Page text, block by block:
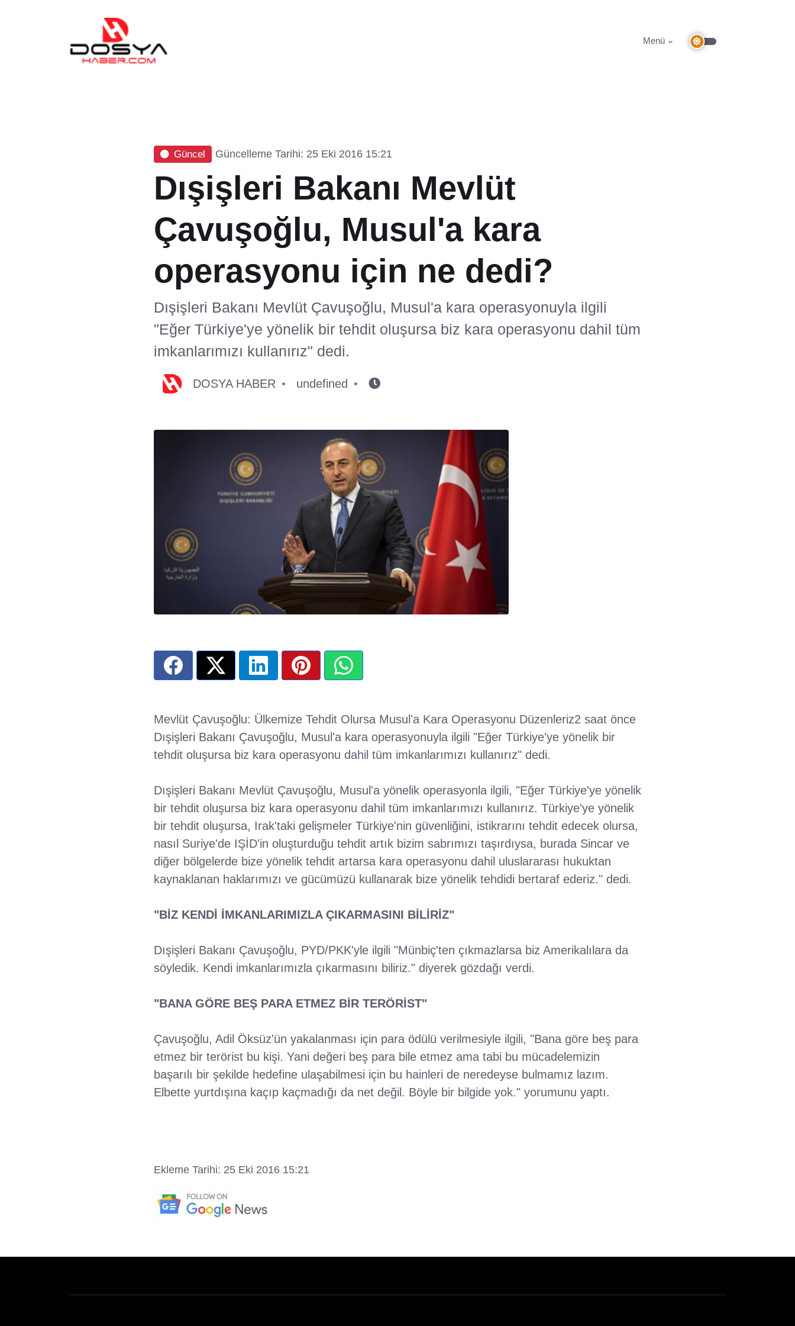
Menü
Güncel Güncelleme Tarihi: 25 Eki 2016 15:21
Dışişleri Bakanı Mevlüt
Çavuşoğlu, Musul'a kara
operasyonu için ne dedi?
Dışişleri Bakanı Mevlüt Çavuşoğlu, Musul'a kara operasyonuyla ilgili
"Eğer Türkiye'ye yönelik bir tehdit oluşursa biz kara operasyonu dahil tüm
imkanlarımızı kullanırız" dedi.
DOSYA HABER undefined
Mevlüt Çavuşoğlu: Ülkemize Tehdit Olursa Musul'a Kara Operasyonu Düzenleriz2 saat önce
Dışişleri Bakanı Çavuşoğlu, Musul'a kara operasyonuyla ilgili "Eğer Türkiye'ye yönelik bir
tehdit oluşursa biz kara operasyonu dahil tüm imkanlarımızı kullanırız" dedi.
Dışişleri Bakanı Mevlüt Çavuşoğlu, Musul'a yönelik operasyonla ilgili, "Eğer Türkiye'ye yönelik
bir tehdit oluşursa biz kara operasyonu dahil tüm imkanlarımızı kullanırız. Türkiye'ye yönelik
bir tehdit oluşursa, Irak'taki gelişmeler Türkiye'nin güvenliğini, istikrarını tehdit edecek olursa,
nasıl Suriye'de IŞİD'in oluşturduğu tehdit artık bizim sabrımızı taşırdıysa, burada Sincar ve
diğer bölgelerde bize yönelik tehdit artarsa kara operasyonu dahil uluslararası hukuktan
kaynaklanan haklarımızı ve gücümüzü kullanarak bize yönelik tehdidi bertaraf ederiz." dedi.
"BİZ KENDİ İMKANLARIMIZLA ÇIKARMASINI BİLİRİZ"
Dışişleri Bakanı Çavuşoğlu, PYD/PKK'yle ilgili "Münbiç'ten çıkmazlarsa biz Amerikalılara da
söyledik. Kendi imkanlarımızla çıkarmasını biliriz." diyerek gözdağı verdi.
"BANA GÖRE BEŞ PARA ETMEZ BİR TERÖRİST"
Çavuşoğlu, Adil Öksüz'ün yakalanması için para ödülü verilmesiyle ilgili, "Bana göre beş para
etmez bir terörist bu kişi. Yani değeri beş para bile etmez ama tabi bu mücadelemizin
başarılı bir şekilde hedefine ulaşabilmesi için bu hainleri de neredeyse bulmamız lazım.
Elbette yurtdışına kaçıp kaçmadığı da net değil. Böyle bir bilgide yok." yorumunu yaptı.
Ekleme Tarihi: 25 Eki 2016 15:21